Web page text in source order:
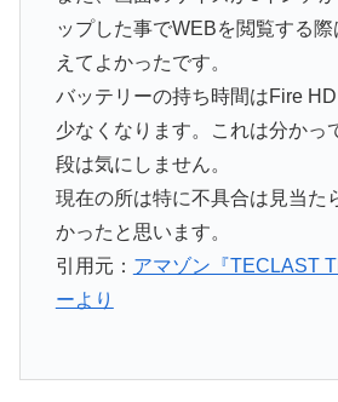
ップした事でWEBを閲覧する
えてよかったです。
バッテリーの持ち時間はFire
少なくなります。これは分かっ
段は気にしません。
現在の所は特に不具合は見当た
かったと思います。
引用元： アマゾン『TECLAST
ーより